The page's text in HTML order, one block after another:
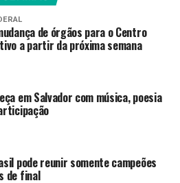
na temporada passada foi
e dedicação. Em 2023,
prestes a representar o Basil
de Santiago (Chile), quando
de arritmia
antes do embarque para o
cirúrgico, ele ficou
para se recuperar.
conseguiu garantir vaga
de órgãos para o Centro
a partir da próxima semana
em Salvador com música, poesia
pode reunir somente campeões
de final